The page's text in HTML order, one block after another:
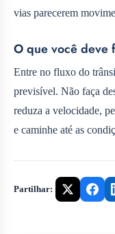
vias parecerem
O que você deve
Entre no fluxo do
previsível. Não faça
reduza a velocidade,
e caminhe até as
Partilhar: